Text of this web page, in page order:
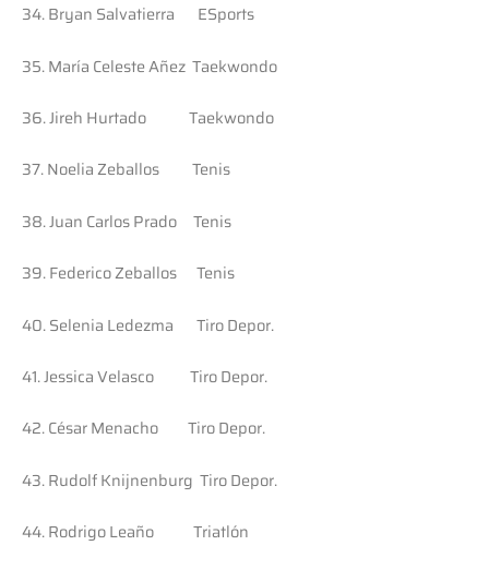
34. Bryan Salvatierra ESports
35. María Celeste Añez Taekwondo
36. Jireh Hurtado Taekwondo
37. Noelia Zeballos Tenis
38. Juan Carlos Prado Tenis
39. Federico Zeballos Tenis
40. Selenia Ledezma Tiro Depor.
41. Jessica Velasco Tiro Depor.
42. César Menacho Tiro Depor.
43. Rudolf Knijnenburg Tiro Depor.
44. Rodrigo Leaño Triatlón